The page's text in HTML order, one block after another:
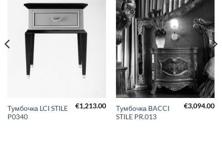
Тумбочка LCI STILE
P0340
€1,213.00
Тумбочка BACCI
STILE PR.013
€3,094.00